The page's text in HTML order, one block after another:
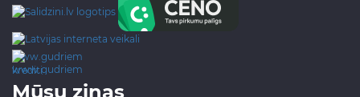
www.gudriem.lv/atrie-
krediti
Mūsu ziņas